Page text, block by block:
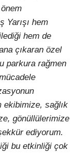
Yarışı hem
hem de
çıkaran özel
parkura rağmen
ekibimize, sağlık
gönüllülerimize
ediyorum.
bu etkinliği çok